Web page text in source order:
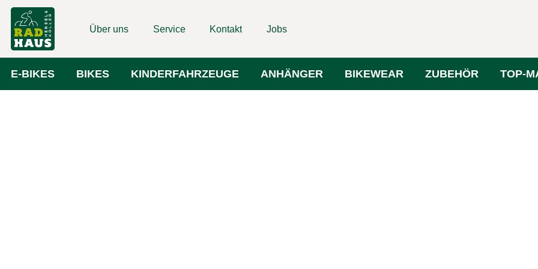
Über uns Service Kontakt Jobs
E-BIKES BIKES KINDERFAHRZEUGE ANHÄNGER BIKEWEAR ZUBEHÖR TOP-